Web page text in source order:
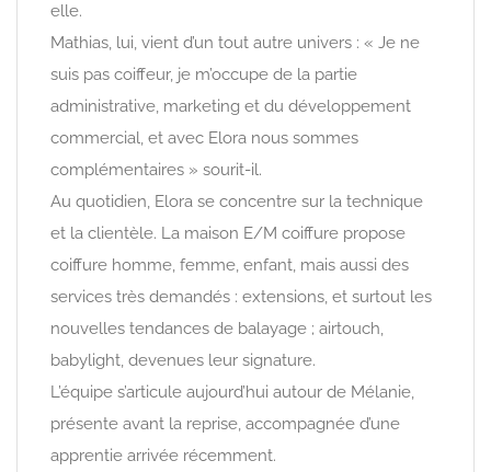
elle.
Mathias, lui, vient d’un tout autre univers : « Je ne
suis pas coiffeur, je m’occupe de la partie
administrative, marketing et du développement
commercial, et avec Elora nous sommes
complémentaires » sourit-il.
Au quotidien, Elora se concentre sur la technique
et la clientèle. La maison E/M coiffure propose
coiffure homme, femme, enfant, mais aussi des
services très demandés : extensions, et surtout les
nouvelles tendances de balayage ; airtouch,
babylight, devenues leur signature.
L’équipe s’articule aujourd’hui autour de Mélanie,
présente avant la reprise, accompagnée d’une
apprentie arrivée récemment.